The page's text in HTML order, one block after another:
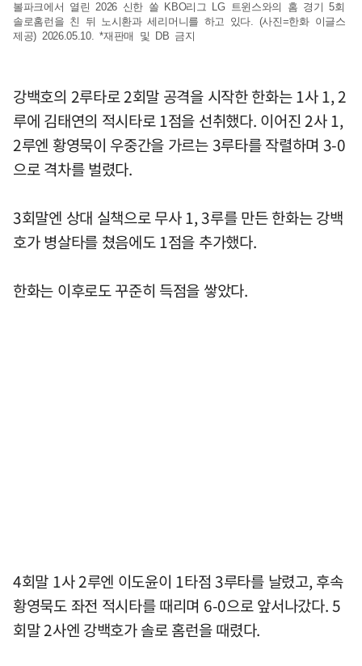
볼파크에서 열린 2026 신한 쏠 KBO리그 LG 트윈스와의 홈 경기 5회
솔로홈런을 친 뒤 노시환과 세리머니를 하고 있다. (사진=한화 이글스
제공) 2026.05.10. *재판매 및 DB 금지
강백호의 2루타로 2회말 공격을 시작한 한화는 1사 1, 2
루에 김태연의 적시타로 1점을 선취했다. 이어진 2사 1,
2루엔 황영묵이 우중간을 가르는 3루타를 작렬하며 3-0
으로 격차를 벌렸다.
3회말엔 상대 실책으로 무사 1, 3루를 만든 한화는 강백
호가 병살타를 쳤음에도 1점을 추가했다.
한화는 이후로도 꾸준히 득점을 쌓았다.
4회말 1사 2루엔 이도윤이 1타점 3루타를 날렸고, 후속
황영묵도 좌전 적시타를 때리며 6-0으로 앞서나갔다. 5
회말 2사엔 강백호가 솔로 홈런을 때렸다.